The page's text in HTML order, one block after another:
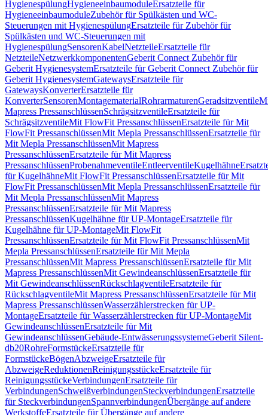
HygienespülungHygieneeinbaumoduleErsatzteile für
HygieneeinbaumoduleZubehör für Spülkästen und WC-
Steuerungen mit HygienespülungErsatzteile für Zubehör für
Spülkästen und WC-Steuerungen mit
HygienespülungSensorenKabelNetzteileErsatzteile für
NetzteileNetzwerkkomponentenGeberit Connect Zubehör für
Geberit HygienesystemErsatzteile für Geberit Connect Zubehör für
Geberit HygienesystemGatewaysErsatzteile für
GatewaysKonverterErsatzteile für
KonverterSensorenMontagematerialRohrarmaturenGeradsitzventile
Mapress PressanschlüssenSchrägsitzventileErsatzteile für
SchrägsitzventileMit FlowFit PressanschlüssenErsatzteile für Mit
FlowFit PressanschlüssenMit Mepla PressanschlüssenErsatzteile für
Mit Mepla PressanschlüssenMit Mapress
PressanschlüssenErsatzteile für Mit Mapress
PressanschlüssenProbenahmeventileEntleerventileKugelhähne
für KugelhähneMit FlowFit PressanschlüssenErsatzteile für Mit
FlowFit PressanschlüssenMit Mepla PressanschlüssenErsatzteile für
Mit Mepla PressanschlüssenMit Mapress
PressanschlüssenErsatzteile für Mit Mapress
PressanschlüssenKugelhähne für UP-MontageErsatzteile für
Kugelhähne für UP-MontageMit FlowFit
PressanschlüssenErsatzteile für Mit FlowFit PressanschlüssenMit
Mepla PressanschlüssenErsatzteile für Mit Mepla
PressanschlüssenMit Mapress PressanschlüssenErsatzteile für Mit
Mapress PressanschlüssenMit GewindeanschlüssenErsatzteile für
Mit GewindeanschlüssenRückschlagventileErsatzteile für
RückschlagventileMit Mapress PressanschlüssenErsatzteile für Mit
Mapress PressanschlüssenWasserzählerstrecken für UP-
MontageErsatzteile für Wasserzählerstrecken für UP-MontageMit
GewindeanschlüssenErsatzteile für Mit
GewindeanschlüssenGebäude-EntwässerungssystemeGeberit Silent-
db20RohreFormstückeErsatzteile für
FormstückeBögenAbzweigeErsatzteile für
AbzweigeReduktionenReinigungsstückeErsatzteile für
ReinigungsstückeVerbindungenErsatzteile für
VerbindungenSchweißverbindungenSteckverbindungenErsatzteile
für SteckverbindungenSpannverbindungenÜbergänge auf andere
WerkstoffeErsatzteile für Übergänge auf andere